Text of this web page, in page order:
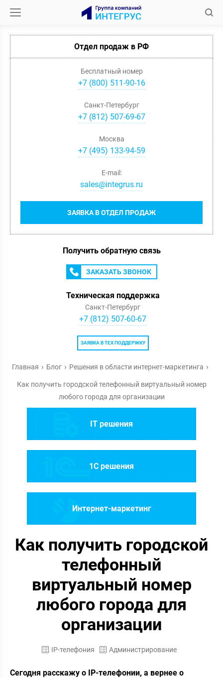
Отдел продаж в РФ
Бесплатный номер
+7 (800) 511-90-16
Санкт-Петербург
+7(812) 507-69-67
Москва
+7(495) 133-94-59
ЗАЯВКА В ОТДЕЛ ПРОДАЖ
E-mail:
sales@integrus.ru
Получить обратную связь
ЗАКАЗАТЬ ЗВОНОК
Техническая поддержка
Санкт-Петербург
+7 (812) 507-60-67
ЗАЯВКА В ТЕХ ПОДДЕРЖКУ
Главная Блог Решения в области интернет-маркетинга
Как получить городской телефонный виртуальный номер
любого города для организации
IT решения
1C решения
Интернет-маркетинг
Как получить городской
телефонный
виртуальный номер
любого города для
организации
IP-телефония Администрирование
Cегодня расскажу о IP-телефонии, а вернее о